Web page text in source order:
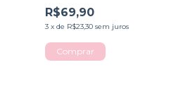
R$69,90
3 x de R$23,30 sem juros